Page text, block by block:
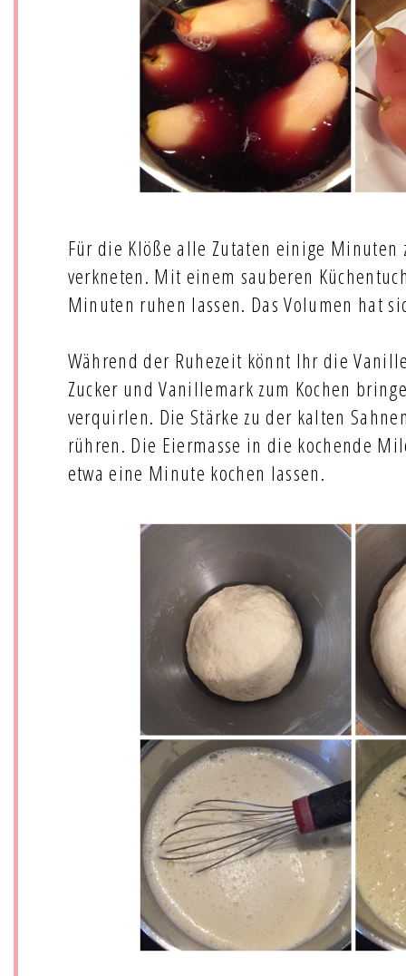
Für die Klöße alle Zutaten einige Minuten
verkneten. Mit einem sauberen
Minuten ruhen lassen. Das Volumen hat
Während der Ruhezeit könnt Ihr die
Zucker und Vanillemark zum Kochen
verquirlen. Die Stärke zu der kalten
rühren. Die Eiermasse in die kochende
etwa eine Minute kochen lassen.